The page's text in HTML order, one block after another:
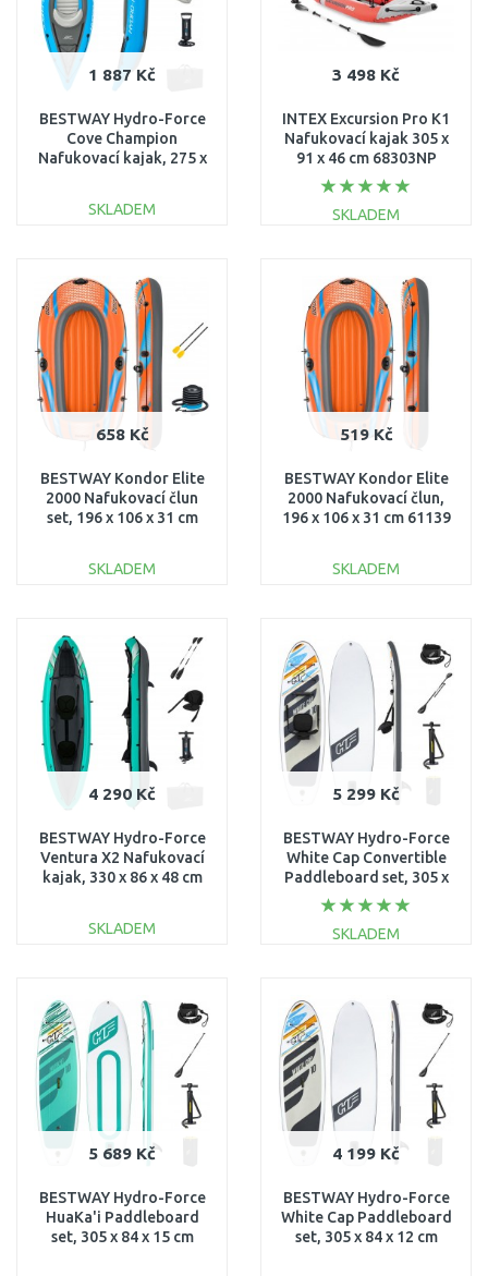
1 887 Kč
BESTWAY Hydro-Force
Cove Champion
Nafukovací kajak, 275 x
SKLADEM
Porovnat
3 498 Kč
INTEX Excursion Pro K1
Nafukovací kajak 305 x
91 x 46 cm 68303NP
SKLADEM
Porovnat
658 Kč
BESTWAY Kondor Elite
2000 Nafukovací člun
set, 196 x 106 x 31 cm
SKLADEM
Porovnat
519 Kč
BESTWAY Kondor Elite
2000 Nafukovací člun,
196 x 106 x 31 cm 61139
SKLADEM
Porovnat
4 290 Kč
BESTWAY Hydro-Force
Ventura X2 Nafukovací
kajak, 330 x 86 x 48 cm
SKLADEM
Porovnat
5 299 Kč
BESTWAY Hydro-Force
White Cap Convertible
Paddleboard set, 305 x
84 x 12 cm 65341
SKLADEM
Porovnat
5 689 Kč
BESTWAY Hydro-Force
HuaKa'i Paddleboard
set, 305 x 84 x 15 cm
4 199 Kč
BESTWAY Hydro-Force
White Cap Paddleboard
set, 305 x 84 x 12 cm